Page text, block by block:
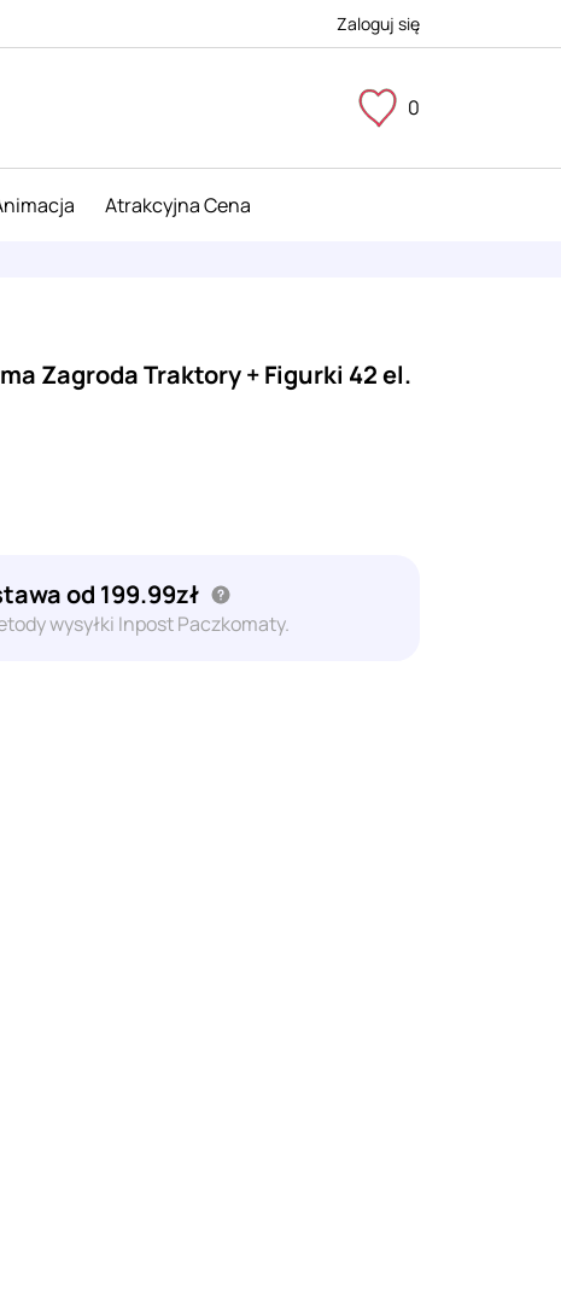
Zaloguj się
0
Atrakcyjna Cena
Zagroda Traktory + Figurki 42 el.
od 199.99zł
wysyłki Inpost Paczkomaty.